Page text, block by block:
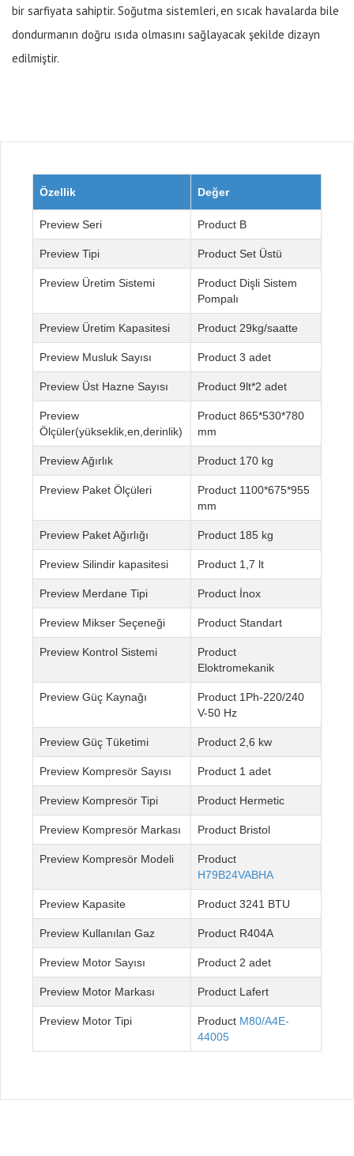
bir sarfiyata sahiptir. Soğutma sistemleri, en sıcak havalarda bile
dondurmanın doğru ısıda olmasını sağlayacak şekilde dizayn
edilmiştir.
Özellik Değer
Seri B
Tipi Set Üstü
Üretim Sistemi
Dişli Sistem
Pompalı
Üretim Kapasitesi 29kg/saatte
Musluk Sayısı 3 adet
Üst Hazne Sayısı 9lt*2 adet
Ölçüler(yükseklik,en,derinlik)
865*530*780
mm
Ağırlık 170 kg
Paket Ölçüleri
1100*675*955
mm
Paket Ağırlığı 185 kg
Silindir kapasitesi 1,7 lt
Merdane Tipi İnox
Mikser Seçeneği Standart
Kontrol Sistemi
Eloktromekanik
Güç Kaynağı
1Ph-220/240
V-50 Hz
Güç Tüketimi 2,6 kw
Kompresör Sayısı 1 adet
Kompresör Tipi Hermetic
Kompresör Markası Bristol
Kompresör Modeli
H79B24VABHA
Kapasite 3241 BTU
Kullanılan Gaz R404A
Motor Sayısı 2 adet
Motor Markası Lafert
Motor Tipi
M80/A4E-
44005